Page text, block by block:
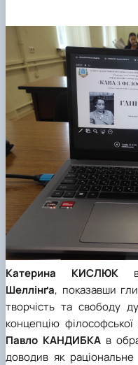
Катерина КИСЛЮК
Шеллінґа, показавши
творчість та свободу
концепцію
Павло КАНДИБКА в
доводив як